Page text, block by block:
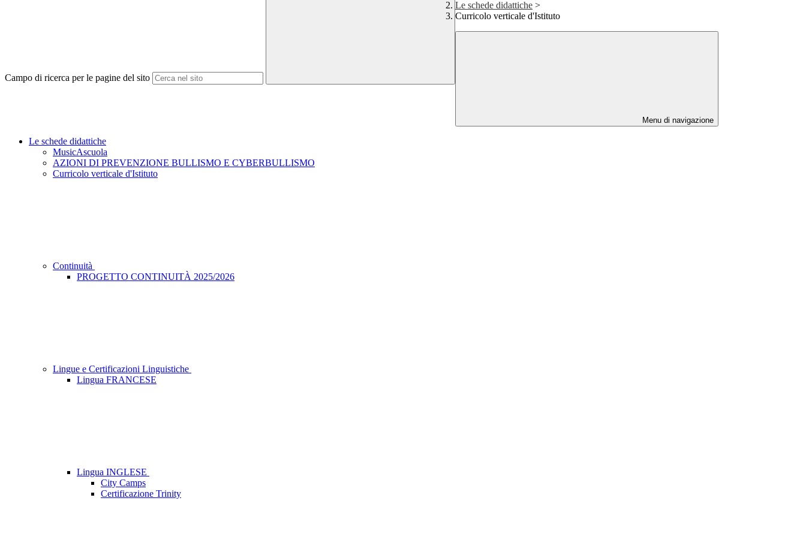
Campo di ricerca per le pagine del sito
Le schede didattiche >
Curricolo verticale d'Istituto
Menu di navigazione
Le schede didattiche
MusicAscuola
AZIONI DI PREVENZIONE BULLISMO E CYBERBULLISMO
Curricolo verticale d'Istituto
Continuità
PROGETTO CONTINUITÀ 2025/2026
Lingue e Certificazioni Linguistiche
Lingua FRANCESE
Lingua INGLESE
City Camps
Certificazione Trinity